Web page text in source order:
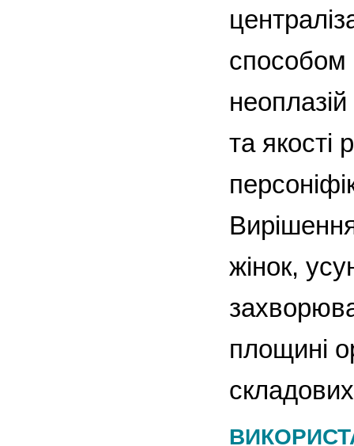
способом
та якості
жінок,
площині